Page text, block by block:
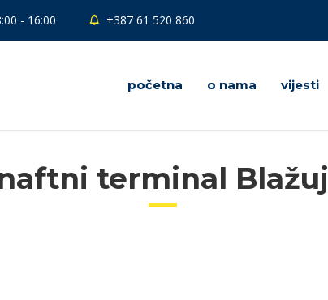
- 16:00 +387 61 520 860
početna o nama vijesti
terminal Blažuj